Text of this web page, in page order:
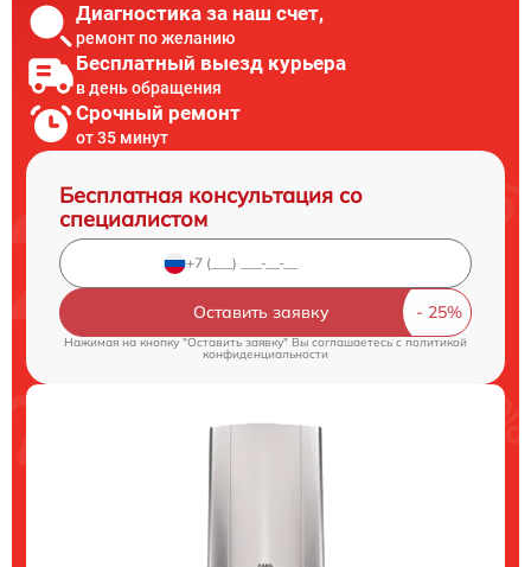
Диагностика за наш счет,
ремонт по желанию
Бесплатный выезд курьера
в день обращения
Срочный ремонт
от 35 минут
Бесплатная консультация со
специалистом
Оставить заявку
Нажимая на кнопку "Оставить заявку" Вы соглашаетесь cполитикой
конфиденциальности